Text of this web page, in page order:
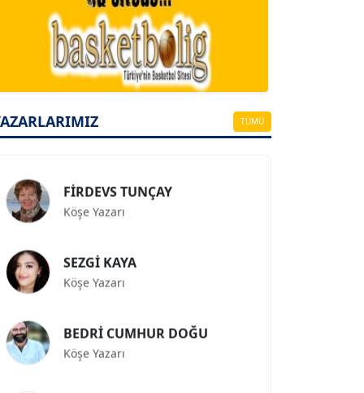
TÜMÜ
A. BAHRİ VRESKALA
Köşe Yazarı
Köşe Yazarı
Köşe Yazarı
Köşe Yazarı
Köşe Yazarı